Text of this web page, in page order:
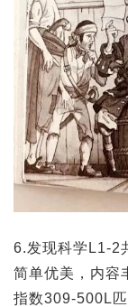
6.发现科学L1-2
简单优美，内容
指数309-500L